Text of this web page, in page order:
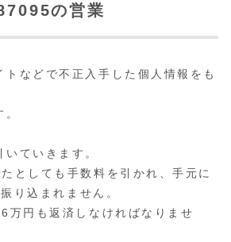
の営業
トなどで不正入手した個人情報をも
ていきます。
としても手数料を引かれ、手元に
り込まれません。
万円も返済しなければなりませ